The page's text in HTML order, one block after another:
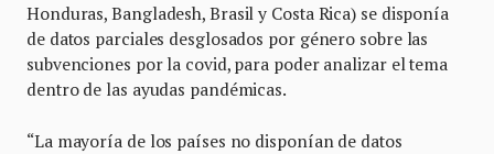
Honduras, Bangladesh, Brasil y Costa Rica) se disponía
de datos parciales desglosados por género sobre las
subvenciones por la covid, para poder analizar el tema
dentro de las ayudas pandémicas.
“La mayoría de los países no disponían de datos